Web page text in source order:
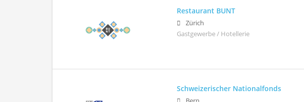
Restaurant BUNT
Zürich
Gastgewerbe / Hotellerie
Schweizerischer Nationalfonds